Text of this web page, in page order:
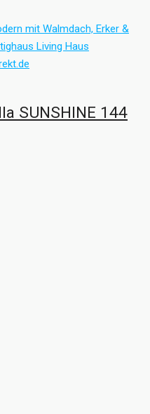
SUNSHINE 144